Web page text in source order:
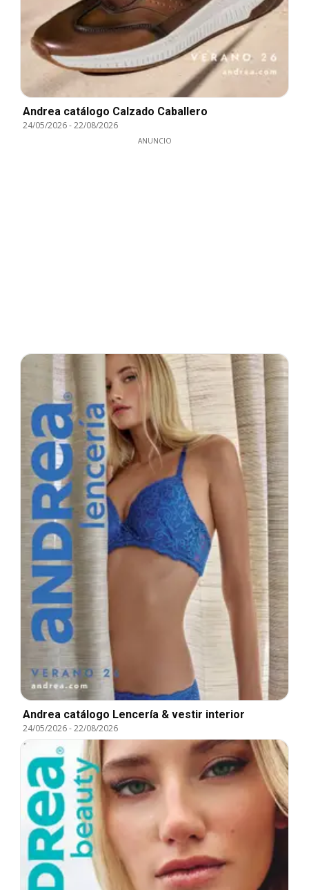
Andrea catálogo Calzado Caballero
24/05/2026-22/08/2026
ANUNCIO
Andrea catálogo Lencería & vestir interior
24/05/2026-22/08/2026